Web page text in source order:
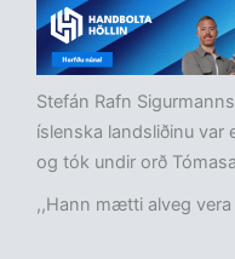
Stefán Rafn
íslenska landsliðinu
og tók undir orð
,,Hann mætti alveg